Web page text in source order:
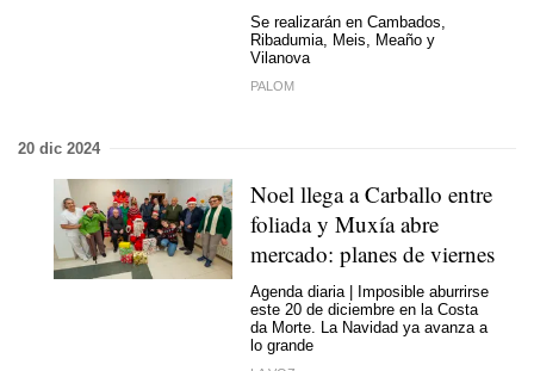
Se realizarán en Cambados,
Ribadumia, Meis, Meaño y
Vilanova
PALOM
20 dic 2024
Noel llega a Carballo entre
foliada y Muxía abre
mercado: planes de viernes
Agenda diaria | Imposible aburrirse
este 20 de diciembre en la Costa
da Morte. La Navidad ya avanza a
lo grande